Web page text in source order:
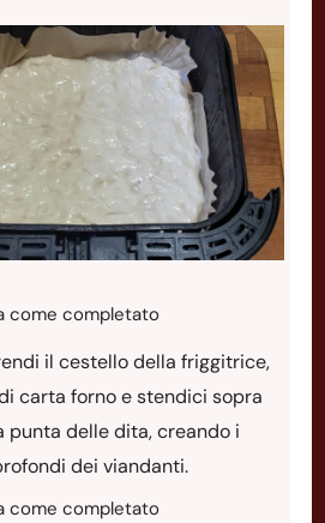
come completato
il cestello della friggitrice,
carta forno e stendici sopra
punta delle dita, creando i
dei viandanti.
come completato